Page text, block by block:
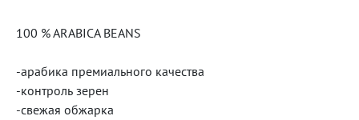
100 % ARABICA BEANS
-арабика премиального качества
-контроль зерен
-свежая обжарка